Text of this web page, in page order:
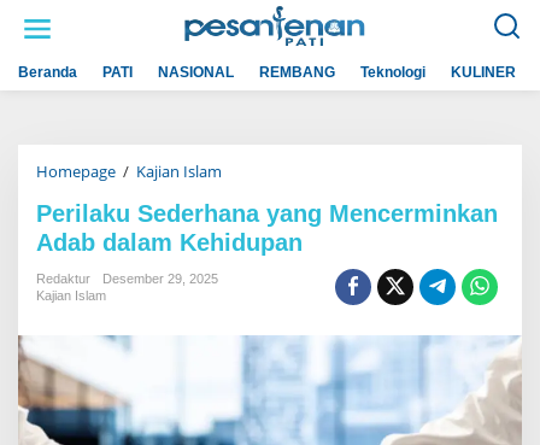
Beranda PATI NASIONAL REMBANG Teknologi KULINER
Homepage / Kajian Islam
r
i
l
a
Perilaku Sederhana yang Mencerminkan
Adab dalam Kehidupan
Redaktur
Desember 29, 2025
Kajian Islam